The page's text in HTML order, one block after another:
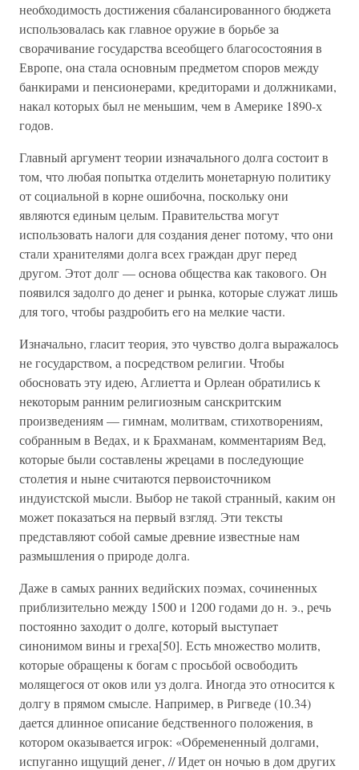
необходимость достижения сбалансированного бюджета
использовалась как главное оружие в борьбе за
сворачивание государства всеобщего благосостояния в
Европе, она стала основным предметом споров между
банкирами и пенсионерами, кредиторами и должниками,
накал которых был не меньшим, чем в Америке 1890-х
годов.
Главный аргумент теории изначального долга состоит в
том, что любая попытка отделить монетарную политику
от социальной в корне ошибочна, поскольку они
являются единым целым. Правительства могут
использовать налоги для создания денег потому, что они
стали хранителями долга всех граждан друг перед
другом. Этот долг — основа общества как такового. Он
появился задолго до денег и рынка, которые служат лишь
для того, чтобы раздробить его на мелкие части.
Изначально, гласит теория, это чувство долга выражалось
не государством, а посредством религии. Чтобы
обосновать эту идею, Аглиетта и Орлеан обратились к
некоторым ранним религиозным санскритским
произведениям — гимнам, молитвам, стихотворениям,
собранным в Ведах, и к Брахманам, комментариям Вед,
которые были составлены жрецами в последующие
столетия и ныне считаются первоисточником
индуистской мысли. Выбор не такой странный, каким он
может показаться на первый взгляд. Эти тексты
представляют собой самые древние известные нам
размышления о природе долга.
Даже в самых ранних ведийских поэмах, сочиненных
приблизительно между 1500 и 1200 годами до н. э., речь
постоянно заходит о долге, который выступает
синонимом вины и греха[50]. Есть множество молитв,
которые обращены к богам с просьбой освободить
молящегося от оков или уз долга. Иногда это относится к
долгу в прямом смысле. Например, в Ригведе (10.34)
дается длинное описание бедственного положения, в
котором оказывается игрок: «Обремененный долгами,
испуганно ищущий денег, // Идет он ночью в дом других